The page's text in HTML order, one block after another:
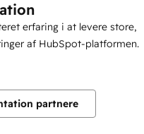
erfaring i at levere store,
af HubSpot-platformen.
partnere